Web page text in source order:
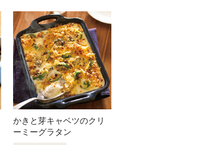
かきと芽キャベツのクリ
ーミーグラタン